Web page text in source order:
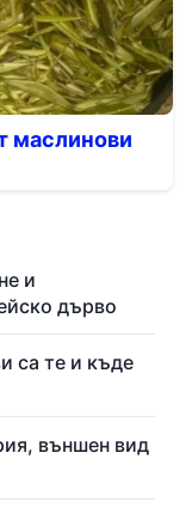
маслинови
и
дърво
са те и къде
външен вид